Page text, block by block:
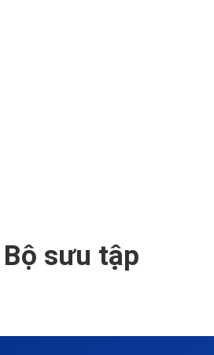
Bộ sưu tập